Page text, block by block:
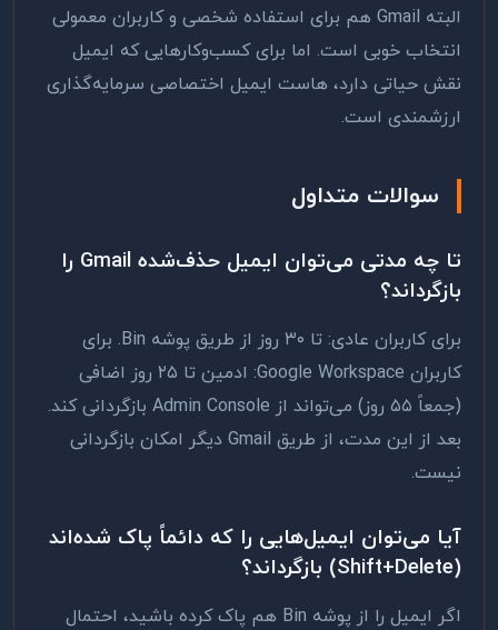
البته Gmail هم برای استفاده شخصی و کاربران معمولی
انتخاب خوبی است. اما برای کسب‌وکارهایی که ایمیل
نقش حیاتی دارد، هاست ایمیل اختصاصی سرمایه‌گذاری
ارزشمندی است.
سوالات متداول
تا چه مدتی می‌توان ایمیل حذف‌شده Gmail را
بازگرداند؟
برای کاربران عادی: تا ۳۰ روز از طریق پوشه Bin. برای
کاربران Google Workspace: ادمین تا ۲۵ روز اضافی
(جمعاً ۵۵ روز) می‌تواند از Admin Console بازگردانی کند.
بعد از این مدت، از طریق Gmail دیگر امکان بازگردانی
نیست.
آیا می‌توان ایمیل‌هایی را که دائماً پاک شده‌اند
(Shift+Delete) بازگرداند؟
اگر ایمیل را از پوشه Bin هم پاک کرده باشید، احتمال